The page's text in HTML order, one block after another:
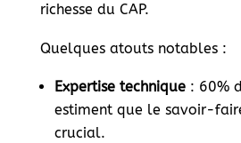
richesse du CAP.
Quelques atouts notables :
Expertise technique: 60%
estiment que le savoir-
crucial.